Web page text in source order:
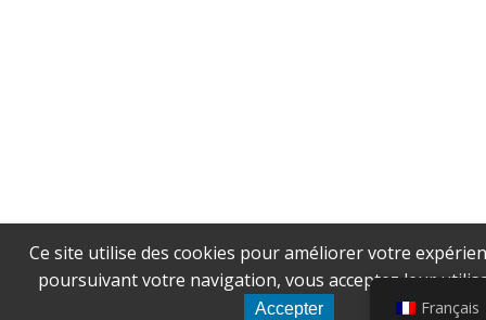
Ce site utilise des cookies pour améliorer votre
poursuivant votre navigation, vous acceptez leur
Accepter Français